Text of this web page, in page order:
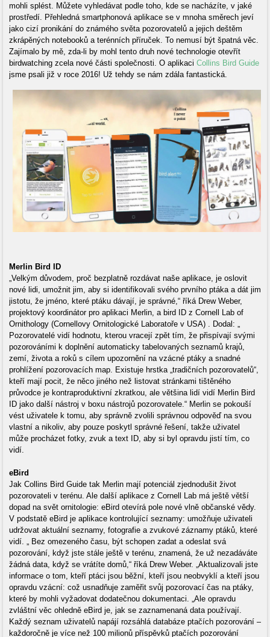
mohli splést. Můžete vyhledávat podle toho, kde se nacházíte, v jaké
prostředí. Přehledná smartphonová aplikace se v mnoha směrech jeví
jako cizí pronikání do známého světa pozorovatelů a jejich deštěm
zkrápěných notebooků a terénních příruček. To nemusí být špatná věc.
Zajímalo by mě, zda-li by mohl tento druh nové technologie otevřít
birdwatching zcela nové části společnosti. O aplikaci Collins Bird Guide
jsme psali již v roce 2016! Už tehdy se nám zdála fantastická.
Merlin Bird ID
„Velkým důvodem, proč bezplatně rozdávat naše aplikace, je oslovit
nové lidi, umožnit jim, aby si identifikovali svého prvního ptáka a dát jim
jistotu, že jméno, které ptáku dávají, je správné,“ říká Drew Weber,
projektový koordinátor pro aplikaci Merlin, a bird ID z Cornell Lab of
Ornithology (Cornellovy Ornitologické Laboratoře v USA) . Dodal: „
Pozorovatelé vidí hodnotu, kterou vracejí zpět tím, že přispívají svými
pozorováními k doplnění automaticky tabelovaných seznamů krajů,
zemí, života a roků s cílem upozornění na vzácné ptáky a snadné
prohlížení pozorovacích map. Existuje hrstka „tradičních pozorovatelů“,
kteří mají pocit, že něco jiného než listovat stránkami tištěného
průvodce je kontraproduktivní zkratkou, ale většina lidí vidí Merlin Bird
ID jako další nástroj v boxu nástrojů pozorovatele.“ Merlin se pokouší
vést uživatele k tomu, aby správně zvolili správnou odpověď na svou
vlastní a nikoliv, aby pouze poskytl správné řešení, takže uživatel
může procházet fotky, zvuk a text ID, aby si byl opravdu jistí tím, co
vidí.
eBird
Jak Collins Bird Guide tak Merlin mají potenciál zjednodušit život
pozorovateli v terénu. Ale další aplikace z Cornell Lab má ještě větší
dopad na svět ornitologie: eBird otevírá pole nové vlně občanské vědy.
V podstatě eBird je aplikace kontrolující seznamy: umožňuje uživateli
udržovat aktuální seznamy, fotografie a zvukové záznamy ptáků, které
vidí. „ Bez omezeného času, být schopen zadat a odeslat svá
pozorování, když jste stále ještě v terénu, znamená, že už nezadáváte
žádná data, když se vrátíte domů,“ říká Drew Weber. „Aktualizovali jste
informace o tom, kteří ptáci jsou běžní, kteří jsou neobvyklí a kteří jsou
opravdu vzácní: což usnadňuje zaměřit svůj pozorovací čas na ptáky,
které by mohli vyžadovat dodatečnou dokumentaci. „Ale opravdu
zvláštní věc ohledně eBird je, jak se zaznamenaná data používají.
Každý seznam uživatelů napájí rozsáhlá databáze ptačích pozorování –
každoročně je více než 100 milionů příspěvků ptačích pozorování